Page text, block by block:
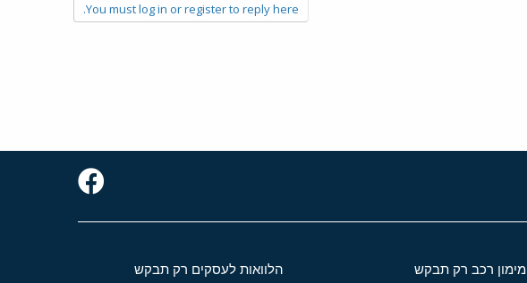
You must log in or register to reply here.
מימון רכב רק תבקש הלוואות לעסקים רק תבקש